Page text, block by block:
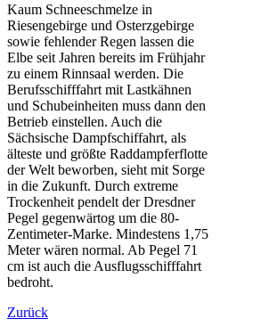
Kaum Schneeschmelze in
Riesengebirge und Osterzgebirge
sowie fehlender Regen lassen die
Elbe seit Jahren bereits im Frühjahr
zu einem Rinnsaal werden. Die
Berufsschifffahrt mit Lastkähnen
und Schubeinheiten muss dann den
Betrieb einstellen. Auch die
Sächsische Dampfschiffahrt, als
älteste und größte Raddampferflotte
der Welt beworben, sieht mit Sorge
in die Zukunft. Durch extreme
Trockenheit pendelt der Dresdner
Pegel gegenwärtog um die 80-
Zentimeter-Marke. Mindestens 1,75
Meter wären normal. Ab Pegel 71
cm ist auch die Ausflugsschifffahrt
bedroht.
Zurück